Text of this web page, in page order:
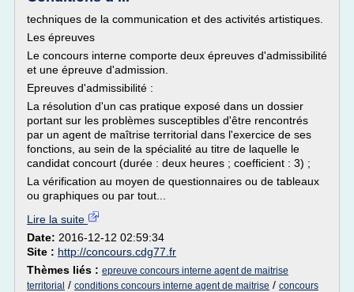
techniques de la communication et des activités artistiques.
Les épreuves
Le concours interne comporte deux épreuves d'admissibilité
et une épreuve d'admission.
Epreuves d'admissibilité :
La résolution d'un cas pratique exposé dans un dossier
portant sur les problèmes susceptibles d'être rencontrés
par un agent de maîtrise territorial dans l'exercice de ses
fonctions, au sein de la spécialité au titre de laquelle le
candidat concourt (durée : deux heures ; coefficient : 3) ;
La vérification au moyen de questionnaires ou de tableaux
ou graphiques ou par tout...
Lire la suite
Date: 2016-12-12 02:59:34
Site : http://concours.cdg77.fr
Thèmes liés : epreuve concours interne agent de maitrise
territorial / conditions concours interne agent de maitrise / concours